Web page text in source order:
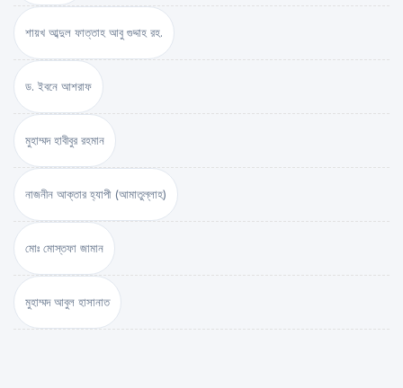
শায়খ আব্দুল ফাত্তাহ আবু গুদ্দাহ রহ.
ড. ইবনে আশরাফ
মুহাম্মদ হাবীবুর রহমান
নাজনীন আক্তার হ্যাপী (আমাতুল্লাহ)
মোঃ মোস্তফা জামান
মুহাম্মদ আবুল হাসানাত